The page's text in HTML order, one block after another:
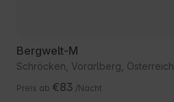
Bergwelt-M
Schröcken, Vorarlberg, Österreich
Preis ab €83 /Nacht